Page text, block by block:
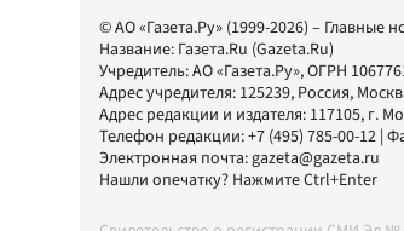
© АО «Газета.Ру» (1999-2026) – Главные
Название: Газета.Ru (Gazeta.Ru)
Учредитель:АО «Газета.Ру», ОГРН
Адрес учредителя: 125239, Россия,
Адрес редакции и издателя: 117105, г.
Телефон редакции:+7 (495) 785-00-12 |
Электронная почта:gazeta@gazeta.ru
Нашли опечатку? Нажмите Ctrl+Enter